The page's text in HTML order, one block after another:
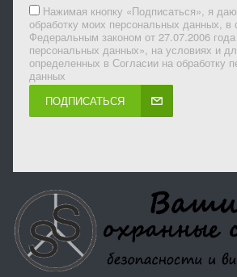
Нажимая кнопку «Подписаться», я
обработку моих персональных данных, в
Федеральным законом от 27.07.2006
персональных данных», на условиях и
определенных в Согласии на обработку
данных
ПОДПИСАТЬСЯ